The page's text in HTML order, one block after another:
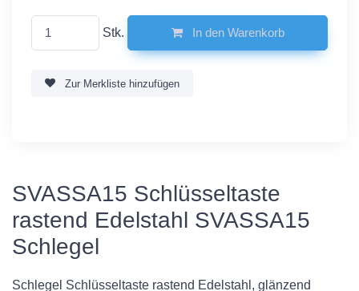
Stk. In den Warenkorb
Zur Merkliste hinzufügen
SVASSA15 Schlüsseltaste
rastend Edelstahl SVASSA15
Schlegel
Schlegel Schlüsseltaste rastend Edelstahl, glänzend